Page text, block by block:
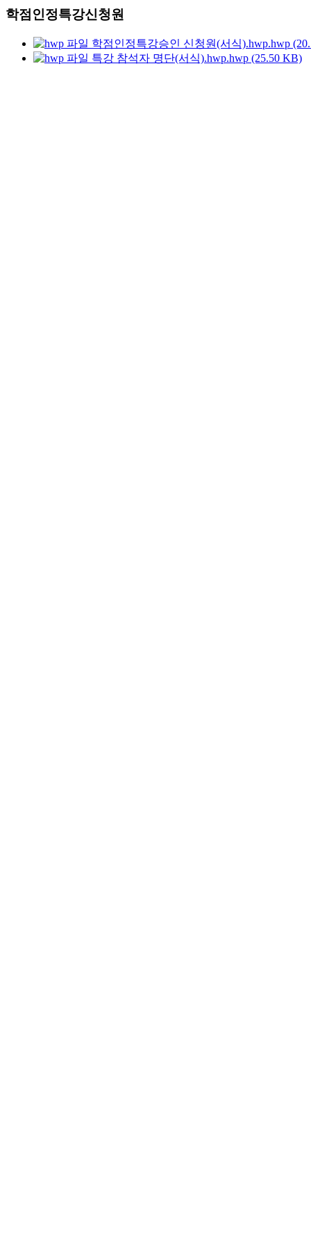
학점인정특강신청원
학점인정특강승인 신청원(서식).hwp.hwp
특강 참석자 명단(서식).hwp.hwp (25.50 KB)